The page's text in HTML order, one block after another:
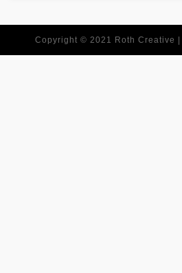
Copyright © 2021 Roth Creative |